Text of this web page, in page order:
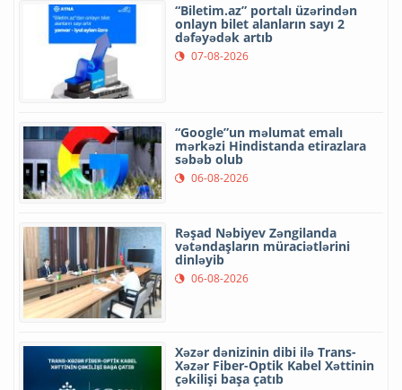
“Biletim.az” portalı üzərindən
onlayn bilet alanların sayı 2
dəfəyədək artıb
07-08-2026
“Google”un məlumat emalı
mərkəzi Hindistanda etirazlara
səbəb olub
06-08-2026
Rəşad Nəbiyev Zəngilanda
vətəndaşların müraciətlərini
dinləyib
06-08-2026
Xəzər dənizinin dibi ilə Trans-
Xəzər Fiber-Optik Kabel Xəttinin
çəkilişi başa çatıb